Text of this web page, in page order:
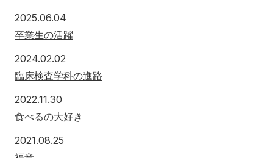
2025.06.04
卒業生の活躍
2024.02.02
臨床検査学科の進路
2022.11.30
食べるの大好き
2021.08.25